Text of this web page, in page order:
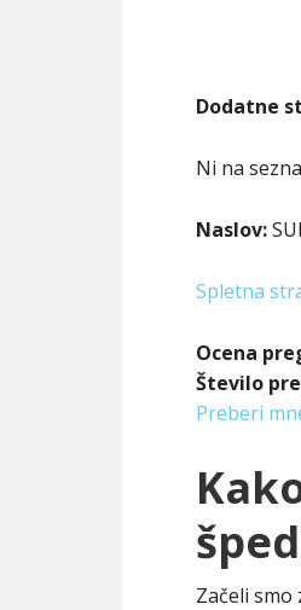
Dodatne
Ni na
Naslov:
Spletna
Ocena
Število
Preberi
Začeli